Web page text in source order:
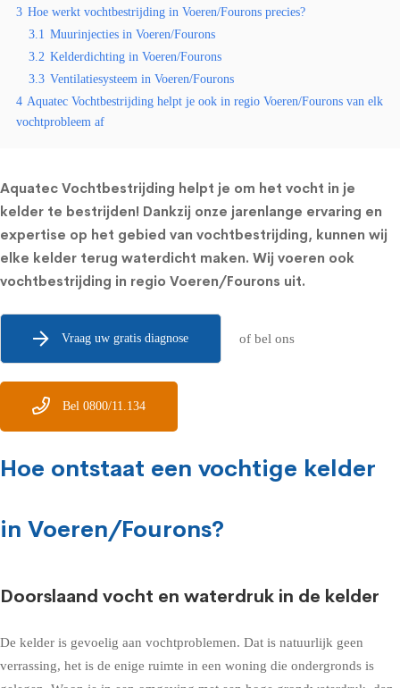
3 Hoe werkt vochtbestrijding in Voeren/Fourons precies?
3.1 Muurinjecties in Voeren/Fourons
3.2 Kelderdichting in Voeren/Fourons
3.3 Ventilatiesysteem in Voeren/Fourons
4 Aquatec Vochtbestrijding helpt je ook in regio Voeren/Fourons van elk
vochtprobleem af
Aquatec Vochtbestrijding helpt je om het vocht in je
kelder te bestrijden! Dankzij onze jarenlange ervaring en
expertise op het gebied van vochtbestrijding, kunnen wij
elke kelder terug waterdicht maken. Wij voeren ook
vochtbestrijding in regio Voeren/Fourons uit.
Vraag uw gratis diagnose of bel ons
Bel 0800/11.134
Hoe ontstaat een vochtige kelder
in Voeren/Fourons?
Doorslaand vocht en waterdruk in de kelder
De kelder is gevoelig aan vochtproblemen. Dat is natuurlijk geen
verrassing, het is de enige ruimte in een woning die ondergronds is